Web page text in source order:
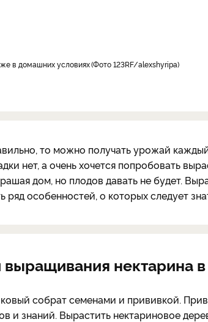
в домашних условиях Фото 123RF/alexshyripa
то можно получать урожай
нет, а очень хочется попробовать
дом, но плодов давать не будет.
ряд особенностей, о которых следует
нектарина
собрат семенами и прививкой.
и знаний. Вырастить нектариновое